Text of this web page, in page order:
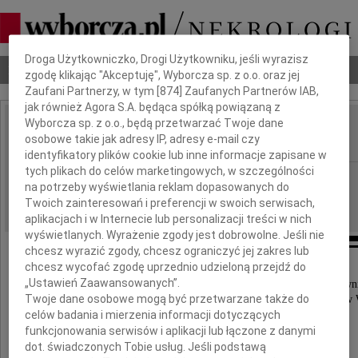
Nekrologi Odeszli Poradnik pogrzebowy
IMIĘ I NAZWISKO: Henryka Małdyk
REGION: cała Polska
DATA EMISJI: 05.09.2017
Z głębokim żalem żegnamy wieloletniego
Kliniki Chorób Tkanki Łącznej Instytutu Reumatologii w
prof. dr hab. med.
Dbamy o Twoją prywatność
Droga Użytkowniczko, Drogi Użytkowniku, jeśli wyrazisz
zgodę klikając "Akceptuję", Wyborcza sp. z o.o. oraz jej
Zaufani Partnerzy, w tym [874 ] Zaufanych Partnerów IAB,
jak również Agora S.A. będąca spółką powiązaną z
Wyborcza sp. z o.o., będą przetwarzać Twoje dane
osobowe takie jak adresy IP, adresy e-mail czy
identyfikatory plików cookie lub inne informacje zapisane w
tych plikach do celów marketingowych, w szczególności
na potrzeby wyświetlania reklam dopasowanych do
Twoich zainteresowań i preferencji w swoich serwisach,
aplikacjach i w Internecie lub personalizacji treści w nich
wyświetlanych. Wyrażenie zgody jest dobrowolne. Jeśli nie
chcesz wyrazić zgody, chcesz ograniczyć jej zakres lub
chcesz wycofać zgodę uprzednio udzieloną przejdź do
„Ustawień Zaawansowanych”.
Twoje dane osobowe mogą być przetwarzane także do
celów badania i mierzenia informacji dotyczących
funkcjonowania serwisów i aplikacji lub łączone z danymi
dot. świadczonych Tobie usług. Jeśli podstawą